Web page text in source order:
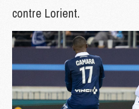
contre Lorient.